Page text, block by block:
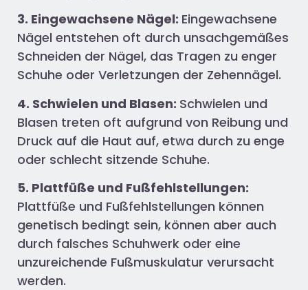
3. Eingewachsene Nägel: Eingewachsene
Nägel entstehen oft durch unsachgemäßes
Schneiden der Nägel, das Tragen zu enger
Schuhe oder Verletzungen der Zehennägel.
4. Schwielen und Blasen: Schwielen und
Blasen treten oft aufgrund von Reibung und
Druck auf die Haut auf, etwa durch zu enge
oder schlecht sitzende Schuhe.
5. Plattfüße und Fußfehlstellungen:
Plattfüße und Fußfehlstellungen können
genetisch bedingt sein, können aber auch
durch falsches Schuhwerk oder eine
unzureichende Fußmuskulatur verursacht
werden.